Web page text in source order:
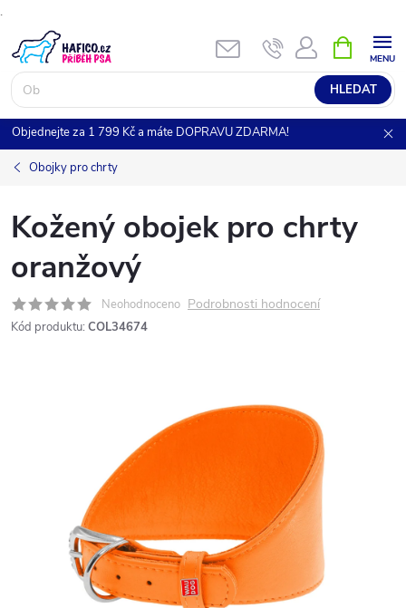
.
na
obsah
HLEDAT
NÁKUPNÍ
KOŠÍK
Objednejte za 1 799 Kč a máte DOPRAVU ZDARMA!
Obojky pro chrty
Kožený obojek pro chrty
oranžový
Neohodnoceno Podrobnosti hodnocení
Kód produktu: COL34674